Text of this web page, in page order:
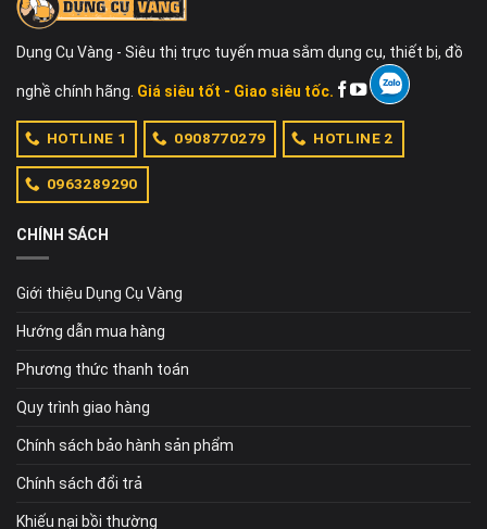
Dụng Cụ Vàng - Siêu thị trực tuyến mua sắm dụng cụ, thiết bị, đồ
nghề chính hãng. Giá siêu tốt - Giao siêu tốc.
HOTLINE 1 0908770279 HOTLINE 2
0963289290
CHÍNH SÁCH
Giới thiệu Dụng Cụ Vàng
Hướng dẫn mua hàng
Phương thức thanh toán
Quy trình giao hàng
Chính sách bảo hành sản phẩm
Chính sách đổi trả
Khiếu nại bồi thường